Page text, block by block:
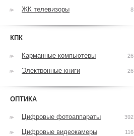
ЖК телевизоры 8
КПК
Карманные компьютеры 26
Электронные книги 26
ОПТИКА
Цифровые фотоаппараты 392
Цифровые видеокамеры 116